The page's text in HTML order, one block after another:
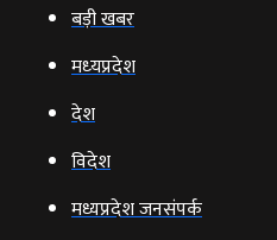
बड़ी खबर
मध्‍यप्रदेश
देश
विदेश
मध्यप्रदेश जनसंपर्क